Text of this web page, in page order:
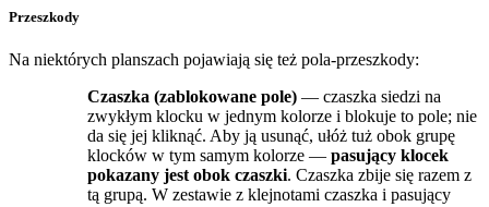
Przeszkody
Na niektórych planszach pojawiają się też pola-przeszkody:
Czaszka (zablokowane pole) — czaszka siedzi na
zwykłym klocku w jednym kolorze i blokuje to pole; nie
da się jej kliknąć. Aby ją usunąć, ułóż tuż obok grupę
klocków w tym samym kolorze — pasujący klocek
pokazany jest obok czaszki. Czaszka zbije się razem z
tą grupą. W zestawie z klejnotami czaszka i pasujący